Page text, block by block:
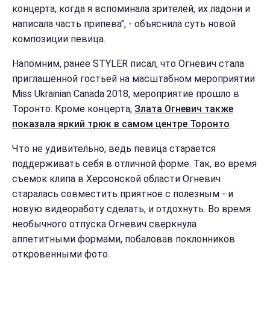
концерта, когда я вспоминала зрителей, их ладони и
написала часть припева", - объяснила суть новой
композиции певица.
Напомним, ранее STYLER писал, что Огневич стала
приглашенной гостьей на масштабном мероприятии
Miss Ukrainian Canada 2018, мероприятие прошло в
Торонто. Кроме концерта, Злата Огневич также
показала яркий трюк в самом центре Торонто.
Что не удивительно, ведь певица старается
поддерживать себя в отличной форме. Так, во время
съемок клипа в Херсонской области Огневич
старалась совместить приятное с полезным - и
новую видеоработу сделать, и отдохнуть. Во время
необычного отпуска Огневич сверкнула
аппетитными формами, побаловав поклонников
откровенными фото.